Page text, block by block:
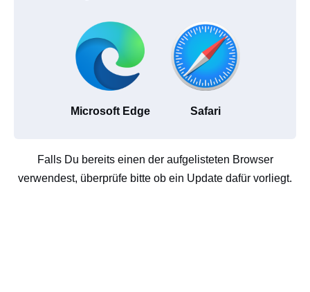
Microsoft Edge Safari
Falls Du bereits einen der aufgelisteten Browser
verwendest, überprüfe bitte ob ein Update dafür vorliegt.